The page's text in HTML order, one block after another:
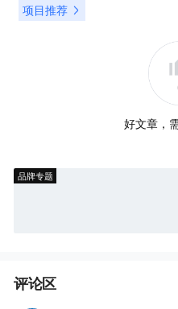
项目推荐
好文章，
品牌专题
评论区